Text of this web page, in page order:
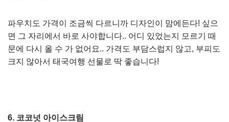
파우치도 가격이 조금씩 다르니까 디자인이 맘에든다! 싶으
면 그 자리에서 바로 사야합니다.. 어디 있었는지 모르기 때
문에 다시 올 수 가 없어요.. 가격도 부담스럽지 않고, 부피도
크지 않아서 태국여행 선물로 딱 좋습니다!
6. 코코넛 아이스크림